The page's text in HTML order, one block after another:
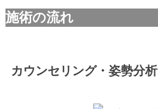
施術の流れ
カウンセリング・姿勢分析